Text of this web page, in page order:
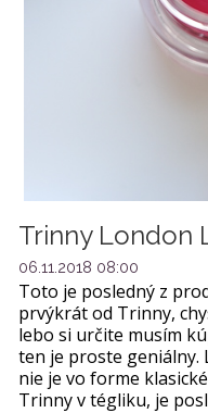
Trinny London
06.11.2018 08:00
Toto je posledný z
prvýkrát od Trinny,
lebo si určite musím
ten je proste geniálny.
nie je vo forme
Trinny v tégliku, je